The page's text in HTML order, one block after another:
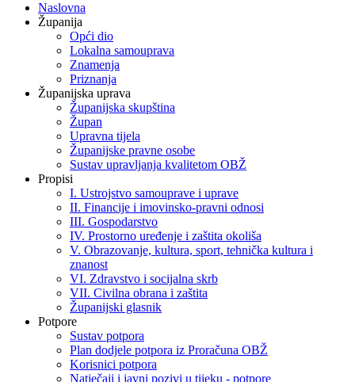
Naslovna
Županija
Opći dio
Lokalna samouprava
Znamenja
Priznanja
Županijska uprava
Županijska skupština
Župan
Upravna tijela
Županijske pravne osobe
Sustav upravljanja kvalitetom OBŽ
Propisi
I. Ustrojstvo samouprave i uprave
II. Financije i imovinsko-pravni odnosi
III. Gospodarstvo
IV. Prostorno uređenje i zaštita okoliša
V. Obrazovanje, kultura, sport, tehnička kultura i
znanost
VI. Zdravstvo i socijalna skrb
VII. Civilna obrana i zaštita
Županijski glasnik
Potpore
Sustav potpora
Plan dodjele potpora iz Proračuna OBŽ
Korisnici potpora
Natječaji i javni pozivi u tijeku - potpore